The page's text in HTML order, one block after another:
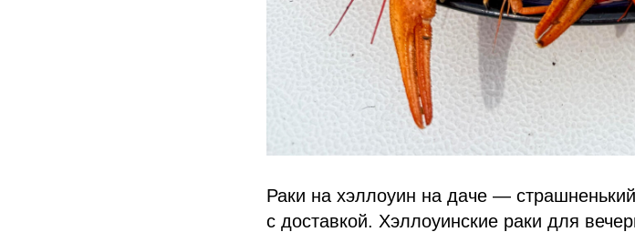
Раки на хэллоуин на даче —
с доставкой. Хэллоуинские раки для